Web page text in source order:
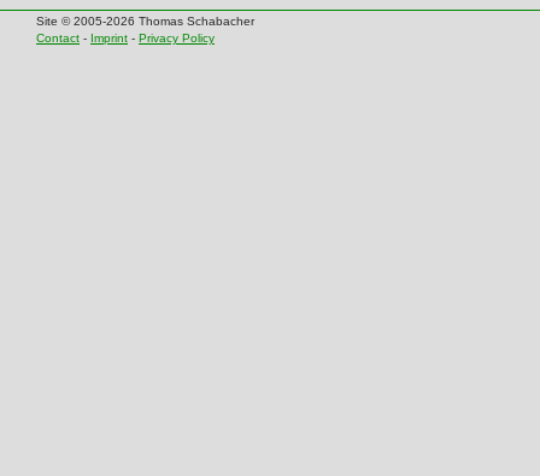
Site © 2005-2026 Thomas Schabacher
Contact - Imprint - Privacy Policy